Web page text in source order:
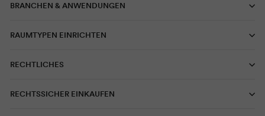
BRANCHEN & ANWENDUNGEN
RAUMTYPEN EINRICHTEN
RECHTLICHES
RECHTSSICHER EINKAUFEN